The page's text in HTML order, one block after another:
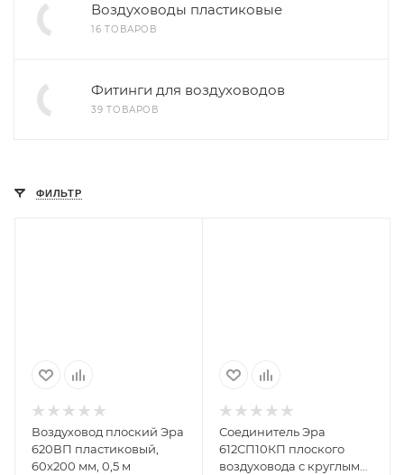
Воздуховоды пластиковые
16 ТОВАРОВ
Фитинги для воздуховодов
39 ТОВАРОВ
ФИЛЬТР
Воздуховод плоский Эра
620ВП пластиковый,
60х200 мм, 0,5 м
Соединитель Эра
612СП10КП плоского
воздуховода с круглым